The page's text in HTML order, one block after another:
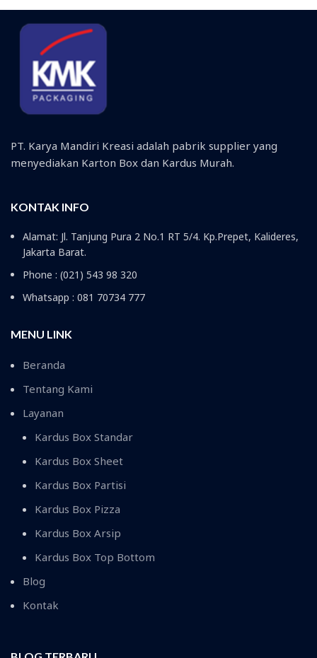
PT. Karya Mandiri Kreasi adalah pabrik supplier yang
menyediakan Karton Box dan Kardus Murah.
KONTAK INFO
Alamat: Jl. Tanjung Pura 2 No.1 RT 5/4. Kp.Prepet, Kalideres,
Jakarta Barat.
Phone : (021) 543 98 320
Whatsapp : 081 70734 777
MENU LINK
Beranda
Tentang Kami
Layanan
Kardus Box Standar
Kardus Box Sheet
Kardus Box Partisi
Kardus Box Pizza
Kardus Box Arsip
Kardus Box Top Bottom
Blog
Kontak